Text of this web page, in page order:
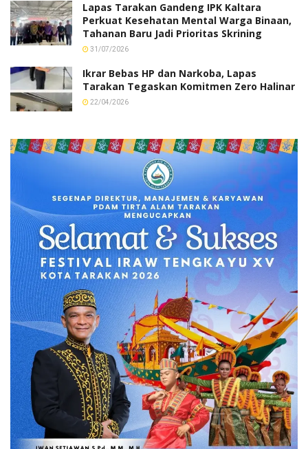
Lapas Tarakan Gandeng IPK Kaltara
Perkuat Kesehatan Mental Warga Binaan,
Tahanan Baru Jadi Prioritas Skrining
31/07/2026
Ikrar Bebas HP dan Narkoba, Lapas
Tarakan Tegaskan Komitmen Zero Halinar
22/04/2026